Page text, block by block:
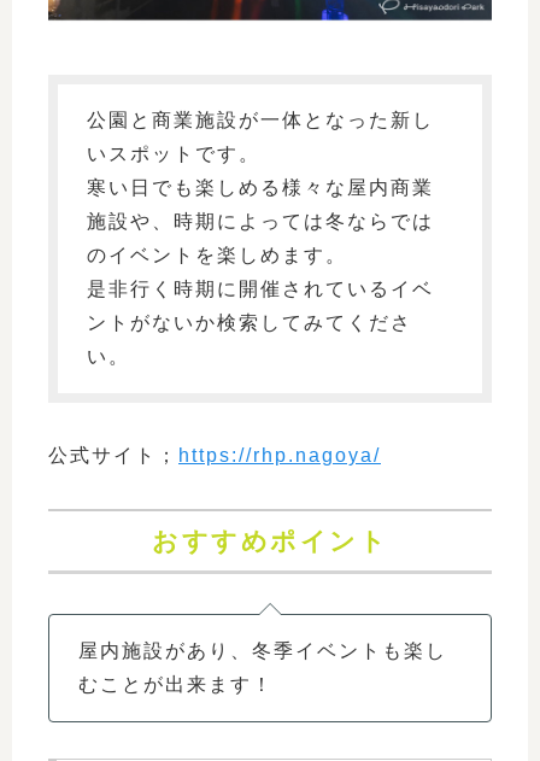
公園と商業施設が一体となった新し
いスポットです。
寒い日でも楽しめる様々な屋内商業
施設や、時期によっては冬ならでは
のイベントを楽しめます。
是非行く時期に開催されているイベ
ントがないか検索してみてくださ
い。
公式サイト； https://rhp.nagoya/
おすすめポイント
屋内施設があり、冬季イベントも楽し
むことが出来ます！